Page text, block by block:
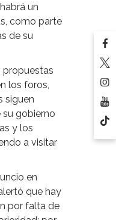
un
como parte
de su
propuestas
los foros,
siguen
su gobierno
y los
a visitar
en
que hay
por falta de